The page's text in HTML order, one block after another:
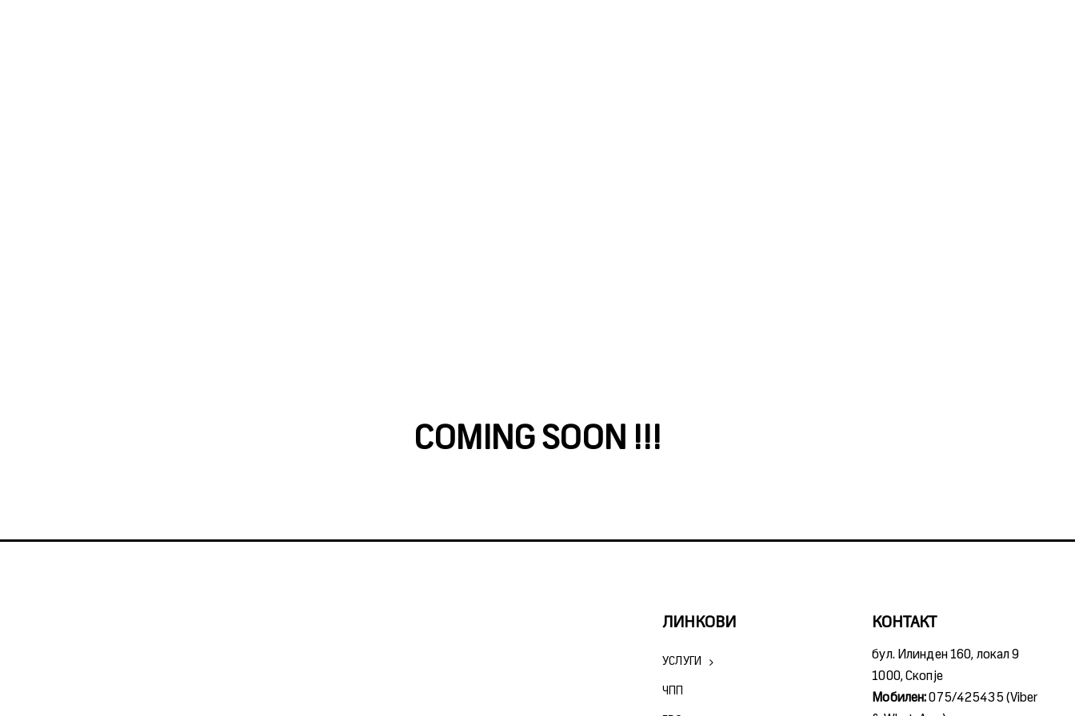
COMING SOON !!!
ЛИНКОВИ
УСЛУГИ
ЧПП
КОНТАКТ
бул. Илинден 160, локал 9
1000, Скопје
Мобилен:075/425435 (Viber